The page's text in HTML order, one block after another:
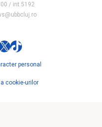
/ int 5192
TikTok
personal
cookie-urilor